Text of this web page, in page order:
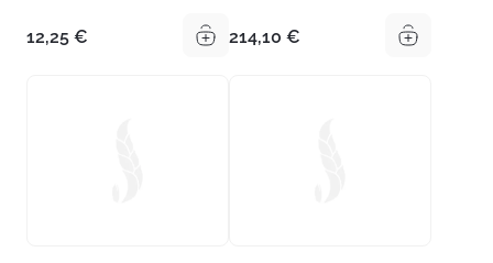
12,25 € 214,10 €